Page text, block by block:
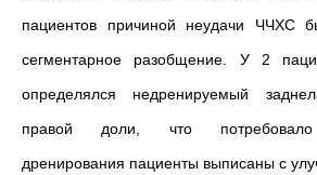
пациентов причиной неудачи ЧЧХС
сегментарное разобщение. У 2
определялся недренируемый
правой доли, что потребовало
дренирования пациенты выписаны с